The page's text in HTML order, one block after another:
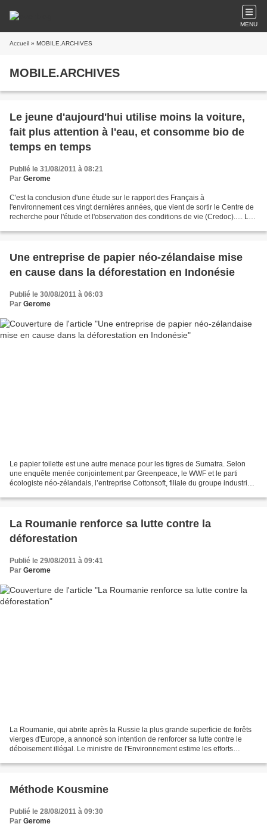
MENU
Accueil » MOBILE.ARCHIVES
MOBILE.ARCHIVES
Le jeune d'aujourd'hui utilise moins la voiture,
fait plus attention à l'eau, et consomme bio de
temps en temps
Publié le 31/08/2011 à 08:21
Par Gerome
C'est la conclusion d'une étude sur le rapport des Français à
l'environnement ces vingt dernières années, que vient de sortir le Centre de
recherche pour l'étude et l'observation des conditions de vie (Credoc)..... La
Une entreprise de papier néo-zélandaise mise
en cause dans la déforestation en Indonésie
Publié le 30/08/2011 à 06:03
Par Gerome
Le papier toilette est une autre menace pour les tigres de Sumatra. Selon
une enquête menée conjointement par Greenpeace, le WWF et le parti
écologiste néo-zélandais, l’entreprise Cottonsoft, filiale du groupe industriel
La Roumanie renforce sa lutte contre la
déforestation
Publié le 29/08/2011 à 09:41
Par Gerome
La Roumanie, qui abrite après la Russie la plus grande superficie de forêts
vierges d'Europe, a annoncé son intention de renforcer sa lutte contre le
déboisement illégal. Le ministre de l'Environnement estime les efforts
Méthode Kousmine
Publié le 28/08/2011 à 09:30
Par Gerome